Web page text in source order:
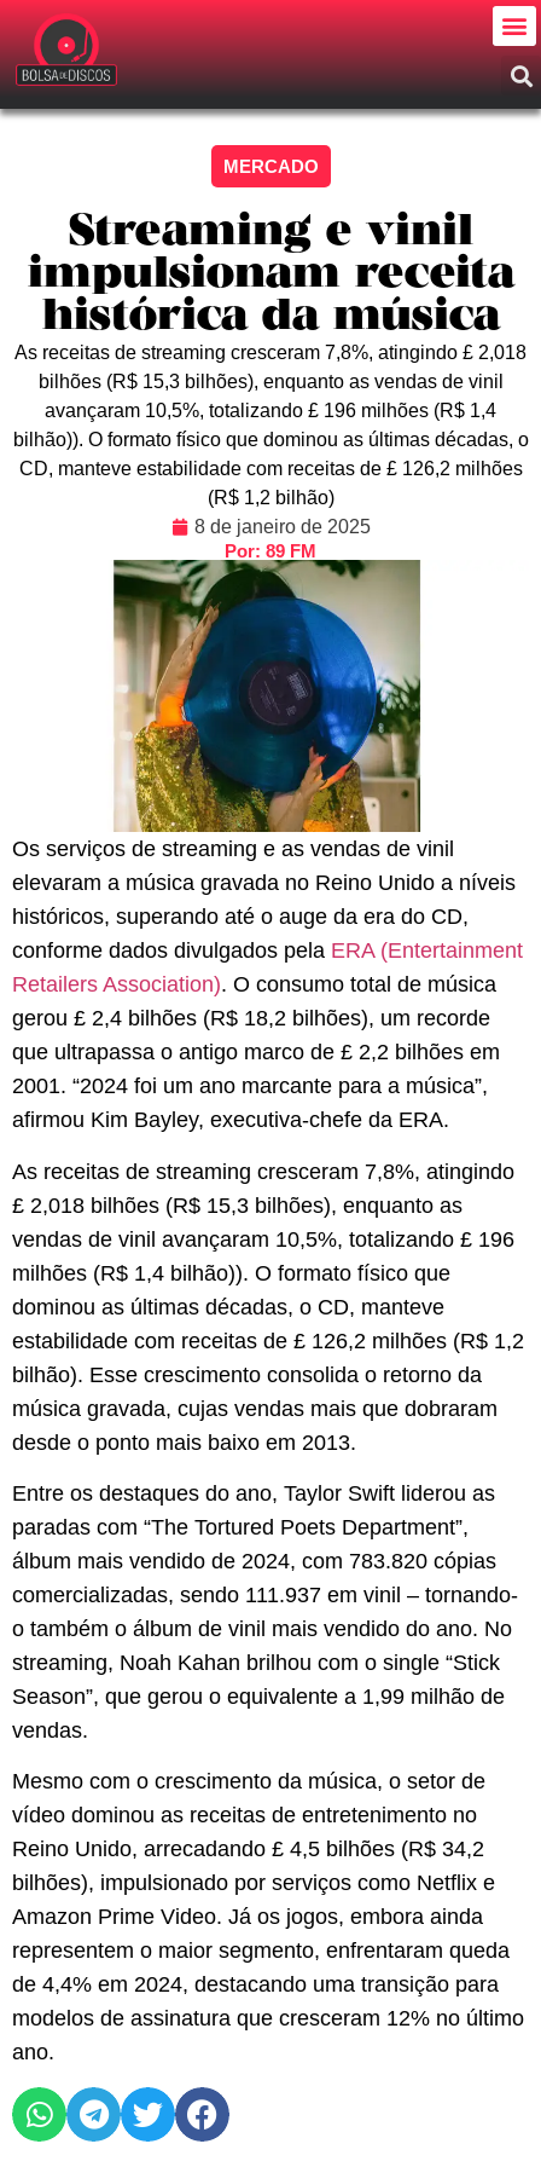
MERCADO
Streaming e vinil
impulsionam receita
histórica da música
As receitas de streaming cresceram 7,8%, atingindo £ 2,018
bilhões (R$ 15,3 bilhões), enquanto as vendas de vinil
avançaram 10,5%, totalizando £ 196 milhões (R$ 1,4
bilhão)). O formato físico que dominou as últimas décadas, o
CD, manteve estabilidade com receitas de £ 126,2 milhões
(R$ 1,2 bilhão)
8 de janeiro de 2025
Por: 89 FM
Os serviços de streaming e as vendas de vinil
elevaram a música gravada no Reino Unido a níveis
históricos, superando até o auge da era do CD,
conforme dados divulgados pela ERA (Entertainment
Retailers Association). O consumo total de música
gerou £ 2,4 bilhões (R$ 18,2 bilhões), um recorde
que ultrapassa o antigo marco de £ 2,2 bilhões em
2001. “2024 foi um ano marcante para a música”,
afirmou Kim Bayley, executiva-chefe da ERA.
As receitas de streaming cresceram 7,8%, atingindo
£ 2,018 bilhões (R$ 15,3 bilhões), enquanto as
vendas de vinil avançaram 10,5%, totalizando £ 196
milhões (R$ 1,4 bilhão)). O formato físico que
dominou as últimas décadas, o CD, manteve
estabilidade com receitas de £ 126,2 milhões (R$ 1,2
bilhão). Esse crescimento consolida o retorno da
música gravada, cujas vendas mais que dobraram
desde o ponto mais baixo em 2013.
Entre os destaques do ano, Taylor Swift liderou as
paradas com “The Tortured Poets Department”,
álbum mais vendido de 2024, com 783.820 cópias
comercializadas, sendo 111.937 em vinil – tornando-
o também o álbum de vinil mais vendido do ano. No
streaming, Noah Kahan brilhou com o single “Stick
Season”, que gerou o equivalente a 1,99 milhão de
vendas.
Mesmo com o crescimento da música, o setor de
vídeo dominou as receitas de entretenimento no
Reino Unido, arrecadando £ 4,5 bilhões (R$ 34,2
bilhões), impulsionado por serviços como Netflix e
Amazon Prime Video. Já os jogos, embora ainda
representem o maior segmento, enfrentaram queda
de 4,4% em 2024, destacando uma transição para
modelos de assinatura que cresceram 12% no último
ano.